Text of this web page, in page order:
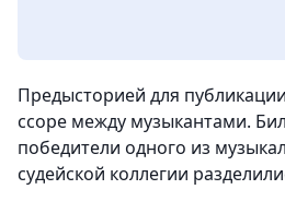
Предысторией для
ссоре между музыкантами.
победители одного из
судейской коллегии